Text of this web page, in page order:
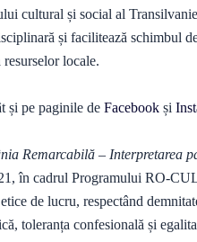
cultural și social al
și facilitează schimbul
locale.
și pe paginile de Facebook și
Remarcabilă – Interpretarea
în cadrul Programului RO-
de lucru, respectând
toleranța confesională și